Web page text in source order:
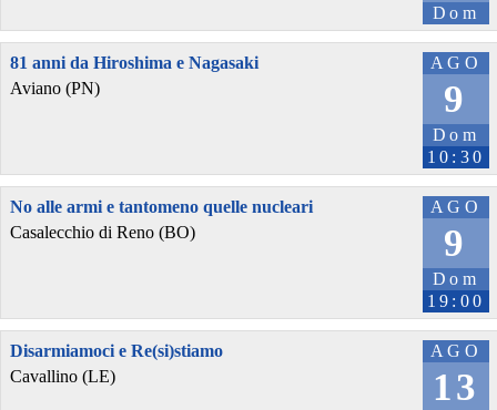
Dom
AGO
9
Dom
10:30
81 anni da Hiroshima e Nagasaki
Aviano (PN)
AGO
9
Dom
19:00
No alle armi e tantomeno quelle nucleari
Casalecchio di Reno (BO)
AGO
13
Disarmiamoci e Re(si)stiamo
Cavallino (LE)